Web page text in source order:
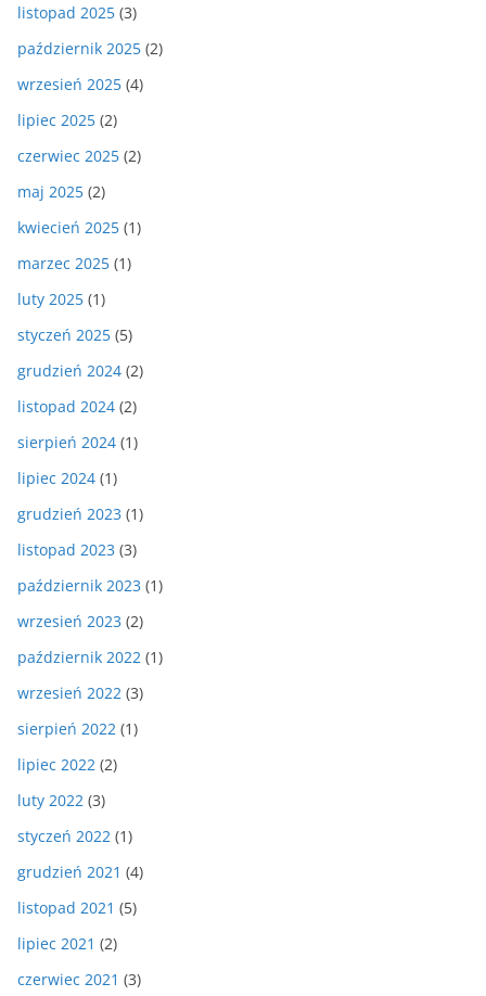
listopad 2025 (3)
październik 2025 (2)
wrzesień 2025 (4)
lipiec 2025 (2)
czerwiec 2025 (2)
maj 2025 (2)
kwiecień 2025 (1)
marzec 2025 (1)
luty 2025 (1)
styczeń 2025 (5)
grudzień 2024 (2)
listopad 2024 (2)
sierpień 2024 (1)
lipiec 2024 (1)
grudzień 2023 (1)
listopad 2023 (3)
październik 2023 (1)
wrzesień 2023 (2)
październik 2022 (1)
wrzesień 2022 (3)
sierpień 2022 (1)
lipiec 2022 (2)
luty 2022 (3)
styczeń 2022 (1)
grudzień 2021 (4)
listopad 2021 (5)
lipiec 2021 (2)
czerwiec 2021 (3)